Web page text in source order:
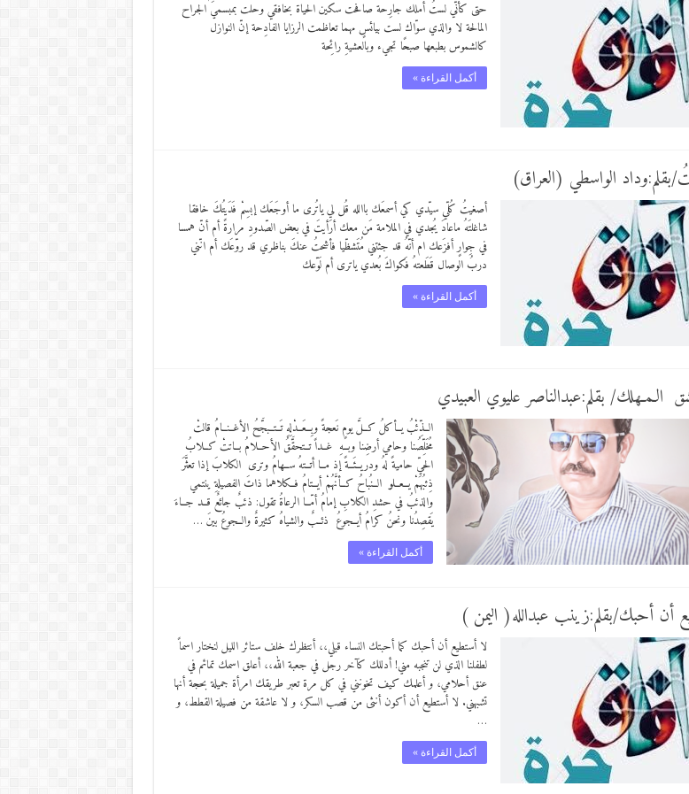
حتى كأنّي لستُ أملك جارِحة صافحت سكين الحياة بخافقي وحلت بمبسميَ الجراح
المالحة لا والذي سوّاك لست بيائسٍ مهما تعاظمت الرزايا الفادِحة إنّ النوازل
كالشموس بطبعها صبحًا تجيء وبالعشيةِ رائِحة
أكمل القراءة »
بقلم:وداد الواسطي (العراق)
أصغيتُ كُلّي سيّدي كي أسمعَك باالله قُل لي ياتُرى ما أوجَعَك إبسِمْ فَدَيتُكَ خافقا
شاغلتَهُ ماعادَ يُجدي في الملامة مَن معك أرَأيتَ في بعض الصّدودِ مرارةً أم أنّ همسا
في جِوارٍ أفزَعك ام أنّهُ قد جئتني مُتَشظّيا فأشحتُ عنكَ بناظري قد روّعَك أم انّني
دربُ الوصال قَطَعتهُ فَكواكَ بُعدي ياترى أم لَوّعك
أكمل القراءة »
الـمـهلك/ بقلم:عبدالناصر عليوي العبيدي
الــذِّئْبُ يــأكلُ كــلَّ يومٍ نَعجةً وبِــعَــدْلِهِ تَــتــبجَّحُ الأغــنــامُ قالتْ
مُخَلِّصُنا وحامي أرضِنا وبــهِ غــداً تــتحقَّقُ الأحــلامُ بــاتتْ كــلابُ
الحيِّ حاميةً لهُ ودريــئَــةً إذ مــا أتــتهُ ســهامُ وترى الكلابَ إذا تعثَّرَ
ذِئبُهمْ يــعــلو الــنُباحُ كــأنَّهُمْ أيــتامُ فــكلاهما ذاتَ الفصيلةِ ينتمي
والذئبُ في حشدِ الكلابِ إمامُ أمّــا الرعاةُ تقول: ذئبٌ جائعٌ قــد جــاءَ
يَقصِدُنا ونحنُ كرامُ أيــجوعُ ذئــبٌ والشياهُ كثيرةٌ والــجوعُ بينَ …
أكمل القراءة »
أن أحبك/بقلم:زينب عبدالله( اليمن )
لا أستطيع أن أحبك كما أحبتك النساء قبلي،، أنتظرك خلف ستائر الليل لنختار اسماً
لطفلنا الذي لن تنجبه مني! أدللك كآخر رجل في جعبة الله،، أعلق اسمك تمائم في
عنق أحلامي، و أعلمك كيف تخونني في كل مرة تعبر طريقك امرأة جميلة بحجة أنها
تشبهني. لا أستطيع أن أكون أنثى من قصب السكر، و لا عاشقة من فصيلة القطط، و
…
أكمل القراءة »